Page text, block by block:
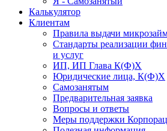
Калькулятор
Клиентам
Правила выдачи
Стандарты реализации
и услуг
ИП, ИП Глава К(Ф)Х
Юридические лица, К(Ф)Х
Самозанятым
Предварительная заявка
Вопросы и ответы
Меры поддержки